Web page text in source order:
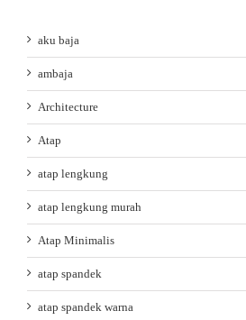
aku baja
ambaja
Architecture
Atap
atap lengkung
atap lengkung murah
Atap Minimalis
atap spandek
atap spandek warna